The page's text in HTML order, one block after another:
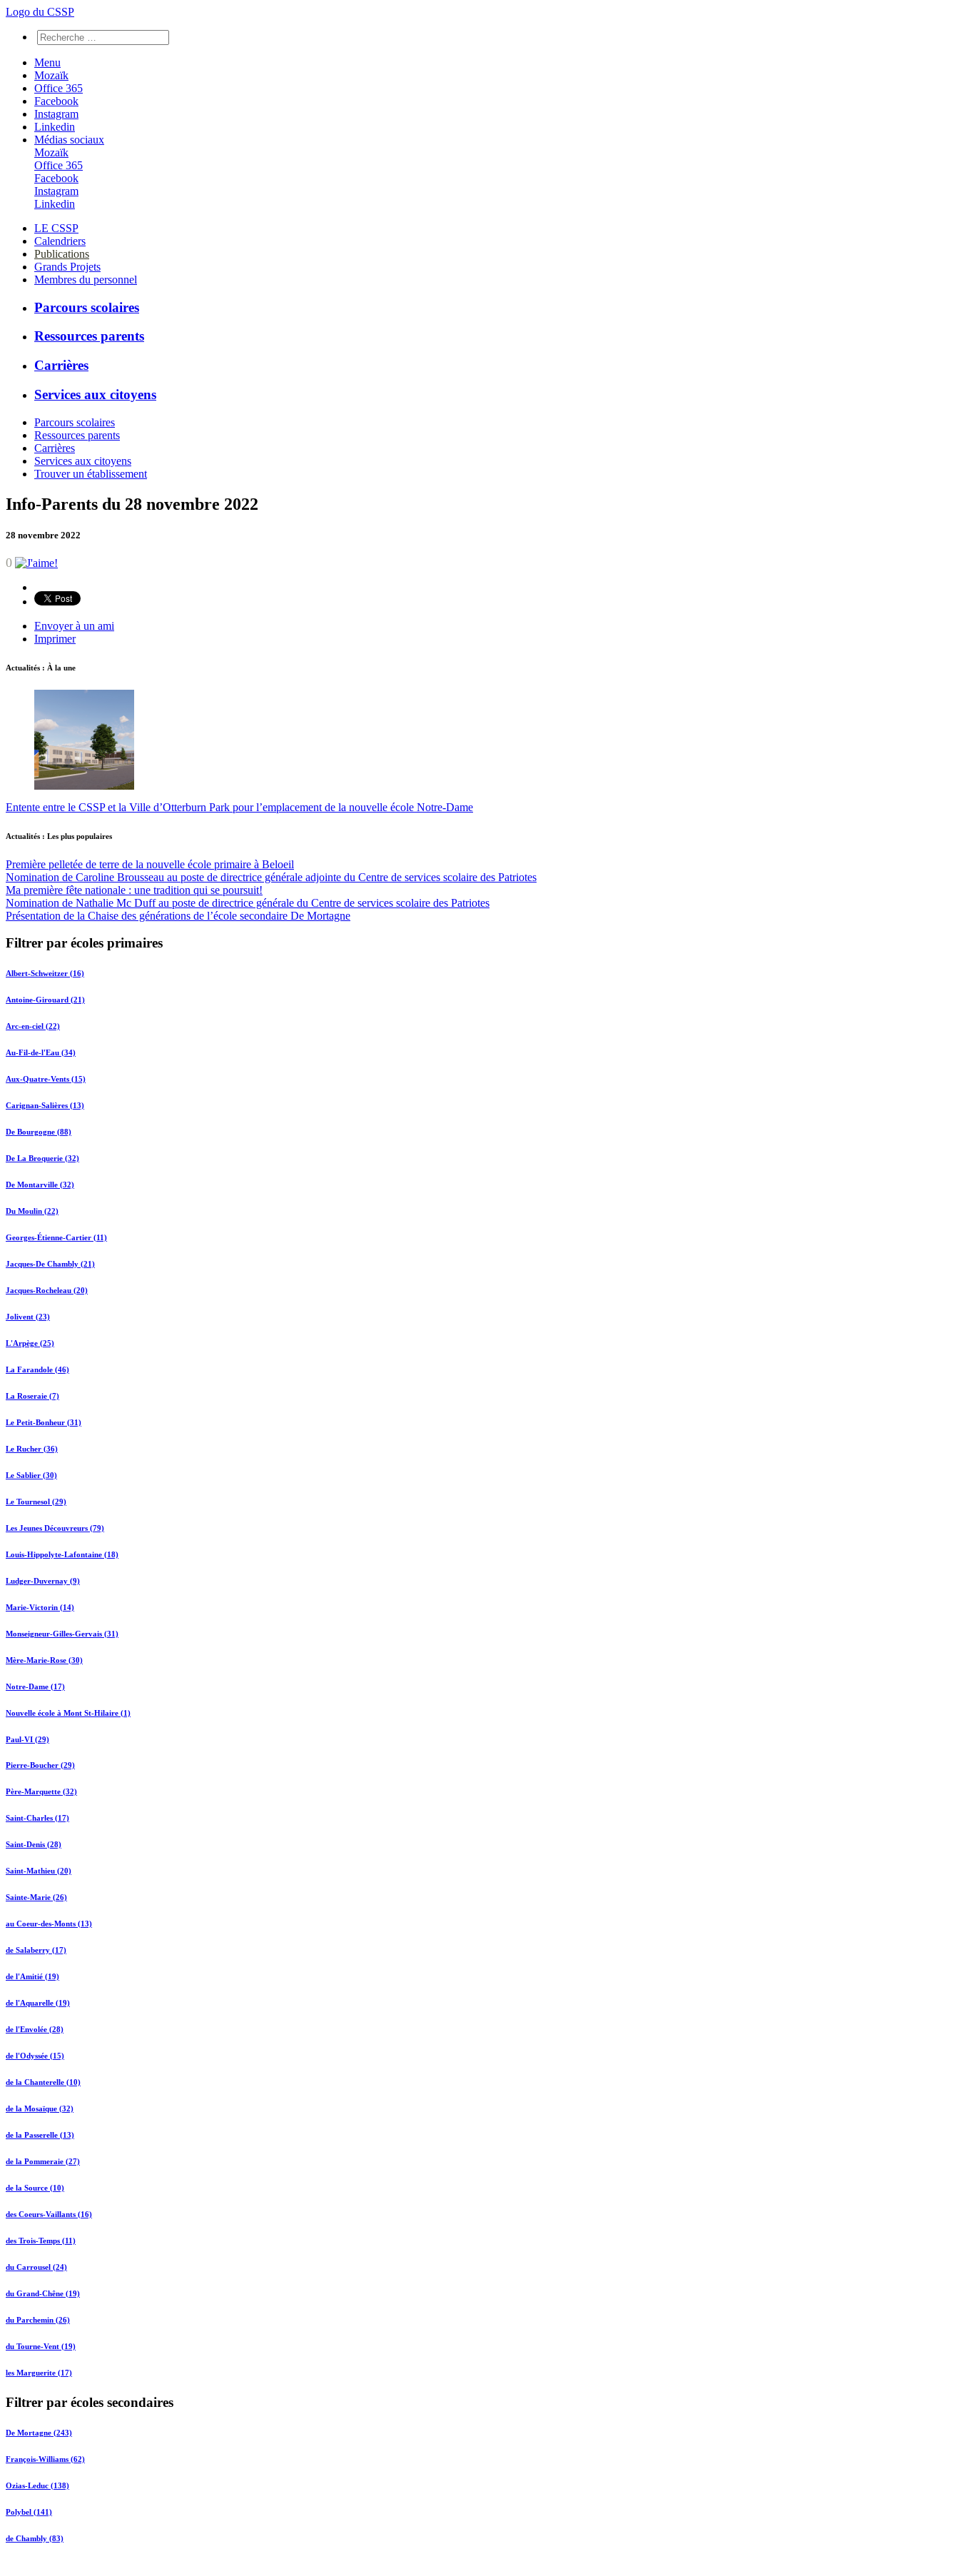
Logo du CSSP
Menu
Mozaïk
Office 365
Facebook
Instagram
Linkedin
Médias sociaux
Mozaïk
Office 365
Facebook
Instagram
Linkedin
LE CSSP
Calendriers
Publications
Grands Projets
Membres du personnel
Parcours scolaires
Ressources parents
Carrières
Services aux citoyens
Parcours scolaires
Ressources parents
Carrières
Services aux citoyens
Trouver un établissement
Info-Parents du 28 novembre 2022
28 novembre 2022
0
Envoyer à un ami
Imprimer
Actualités : À la une
Entente entre le CSSP et la Ville d’Otterburn Park pour l’emplacement de la nouvelle école Notre-Dame
Actualités : Les plus populaires
Première pelletée de terre de la nouvelle école primaire à Beloeil
Nomination de Caroline Brousseau au poste de directrice générale adjointe du Centre de services scolaire des Patriotes
Ma première fête nationale : une tradition qui se poursuit!
Nomination de Nathalie Mc Duff au poste de directrice générale du Centre de services scolaire des Patriotes
Présentation de la Chaise des générations de l’école secondaire De Mortagne
Filtrer par écoles primaires
Albert-Schweitzer (16)
Antoine-Girouard (21)
Arc-en-ciel (22)
Au-Fil-de-l'Eau (34)
Aux-Quatre-Vents (15)
Carignan-Salières (13)
De Bourgogne (88)
De La Broquerie (32)
De Montarville (32)
Du Moulin (22)
Georges-Étienne-Cartier (11)
Jacques-De Chambly (21)
Jacques-Rocheleau (20)
Jolivent (23)
L'Arpège (25)
La Farandole (46)
La Roseraie (7)
Le Petit-Bonheur (31)
Le Rucher (36)
Le Sablier (30)
Le Tournesol (29)
Les Jeunes Découvreurs (79)
Louis-Hippolyte-Lafontaine (18)
Ludger-Duvernay (9)
Marie-Victorin (14)
Monseigneur-Gilles-Gervais (31)
Mère-Marie-Rose (30)
Notre-Dame (17)
Nouvelle école à Mont St-Hilaire (1)
Paul-VI (29)
Pierre-Boucher (29)
Père-Marquette (32)
Saint-Charles (17)
Saint-Denis (28)
Saint-Mathieu (20)
Sainte-Marie (26)
au Coeur-des-Monts (13)
de Salaberry (17)
de l'Amitié (19)
de l'Aquarelle (19)
de l'Envolée (28)
de l'Odyssée (15)
de la Chanterelle (10)
de la Mosaïque (32)
de la Passerelle (13)
de la Pommeraie (27)
de la Source (10)
des Coeurs-Vaillants (16)
des Trois-Temps (11)
du Carrousel (24)
du Grand-Chêne (19)
du Parchemin (26)
du Tourne-Vent (19)
les Marguerite (17)
Filtrer par écoles secondaires
De Mortagne (243)
François-Williams (62)
Ozias-Leduc (138)
Polybel (141)
de Chambly (83)